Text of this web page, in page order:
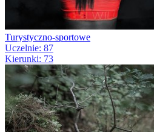
Turystyczno-sportowe
Uczelnie: 87
Kierunki: 73